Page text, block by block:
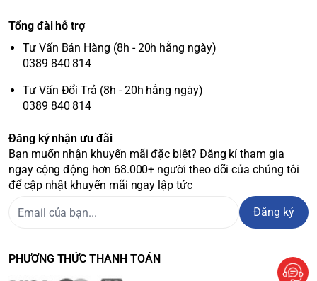
Tổng đài hỗ trợ
Tư Vấn Bán Hàng (8h - 20h hằng ngày)
0389 840 814
Tư Vấn Đổi Trả (8h - 20h hằng ngày)
0389 840 814
Đăng ký nhận ưu đãi
Bạn muốn nhận khuyến mãi đặc biệt? Đăng kí tham gia
ngay cộng động hơn 68.000+ người theo dõi của chúng tôi
để cập nhật khuyến mãi ngay lập tức
Đăng ký
PHƯƠNG THỨC THANH TOÁN